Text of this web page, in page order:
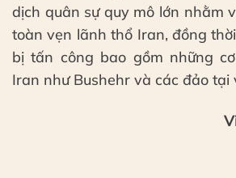
dịch quân sự quy mô lớn nhằm
toàn vẹn lãnh thổ Iran, đồng
bị tấn công bao gồm những
Iran như Bushehr và các đảo tại